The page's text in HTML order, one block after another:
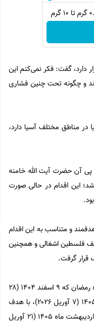
اقتصادی ویژه قرار دارد، گفت: فکر نمی‌کنم این
و چگونه تحت چنین فشاری
بشکه نفت خود را که در دریا در مناطق مختلف آسیا دارد،
پی آن حضرت آیت الله خامنه
شهادت رسیدند از بامداد روز نهم اسفند ۱۴۰۴ (۲۸ فوریه ۲۰۲۶) آغاز شد؛ این اقدام در حالی صورت
و متناسب به این اقدام
فلسطین اشغالی و همچنین
قرار گرفت.
پس از آن، آتش‌بس میان جمهوری اسلامی ایران و آمریکا و رژیم صهیونیستی پس از جنگ ۴۰ روزه رمضان که ۹ اسفند ۱۴۰۴ (۲۸
فوریه ۲۰۲۶) با ترور رهبر شهید انقلاب اسلامی و جمعی از مسئولان آغاز شد، در ۱۹ فروردین‌ماه ۱۴۰۵ (۷ آوریل ۲۰۲۶)، با هدف
فرصت به راهکارهای دیپلماتیک برای پایان دادن دائمی به جنگ، به مدت ۲ هفته برقرار شد و اول اردیبهشت ماه ۱۴۰۵ (۲۱ آوریل